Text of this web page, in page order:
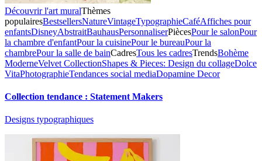
Découvrir l'art muralThèmes
populairesBestsellersNatureVintageTypographieCaféAffiches pour
enfantsDisneyAbstraitBauhausPersonnaliserPiècesPour le salonPour
la chambre d'enfantPour la cuisinePour le bureauPour la
chambrePour la salle de bainCadresTous les cadresTrendsBohème
ModerneVelvet CollectionShapes & Pieces: Design du collageDolce
VitaPhotographieTendances social mediaDopamine Decor
Collection tendance : Statement Makers
Designs typographiques